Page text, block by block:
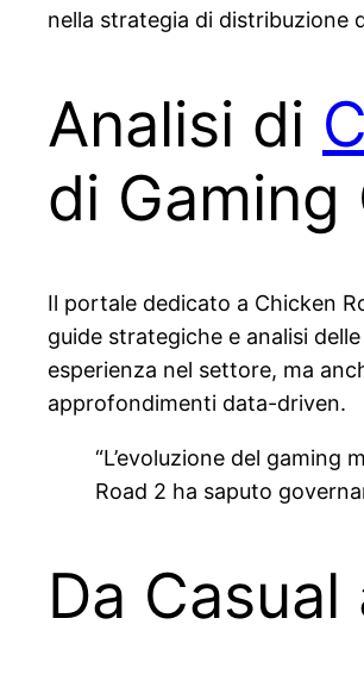
nella strategia di distribuzione
Analisi di
di Gaming
Il portale dedicato a Chicken
guide strategiche e analisi
esperienza nel settore, ma
approfondimenti data-driven.
“L’evoluzione del
Road 2 ha saputo
Da